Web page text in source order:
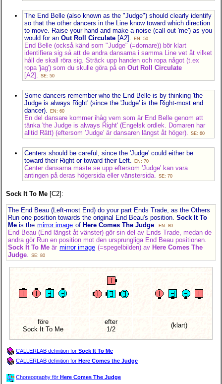
The End Belle (also known as the "Judge") should clearly identify
so that the other dancers in the Line know toward which direction
to move. Raise your hand and make a noise (call out 'me') as you
would for an Out Roll Circulate [A2]. EN: 50
End Belle (också känd som "Judge" (=domare)) bör klart
identifiera sig så att de andra dansarna i samma Line vet åt vilket
håll de skall röra sig. Sträck upp handen och ropa något (t.ex
ropa 'jag') som du skulle göra på en Out Roll Circulate
[A2]. SE: 50
Some dancers remember who the End Belle is by thinking 'the
Judge is always Right' (since the 'Judge' is the Right-most end
dancer).
EN: 60
En del dansare kommer ihåg vem som är End Belle genom att
tänka 'the Judge is always Right' (Engelsk ordlek. Domaren har
alltid Rätt) (eftersom 'Judge' är dansaren längst åt höger). SE: 60
Centers should be careful, since the 'Judge' could either be
toward their Right or toward their Left.
EN: 70
Center dansarna måste se upp eftersom 'Judge' kan vara
antingen på deras högersida eller vänstersida. SE: 70
Sock It To Me [C2]:
The End Beau (Left-most End) do your part Ends Trade, as the Others
Run one position towards the original End Beau's position. Sock It To
Me is the mirror image of Here Comes The Judge EN: 80
End Beau (End längst åt vänster) gör sin del av Ends Trade, medan de
andra gör Run en position mot den ursprungliga End Beau positionen.
Sock It To Me är mirror image (=spegelbilden) av Here Comes The
Judge
SE: 80
före
Sock It To Me
efter
1/2
(klart)
CALLERLAB definition for Sock It To Me
CALLERLAB definition for Here Comes the Judge
Choreography för Here Comes The Judge